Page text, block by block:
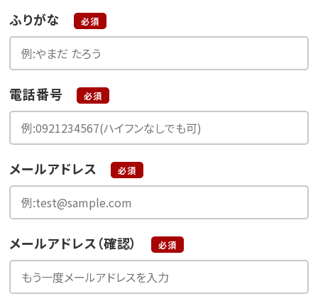
ふりがな 必須
電話番号 必須
メールアドレス 必須
メールアドレス（確認） 必須